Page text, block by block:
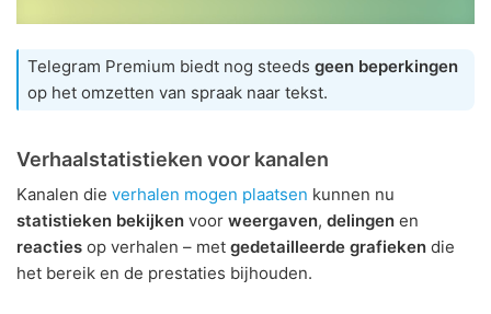
Telegram Premium biedt nog steeds geen beperkingen
op het omzetten van spraak naar tekst.
Verhaalstatistieken voor kanalen
Kanalen die verhalen mogen plaatsen kunnen nu
statistieken bekijken voor weergaven, delingen en
reacties op verhalen – met gedetailleerde grafieken die
het bereik en de prestaties bijhouden.